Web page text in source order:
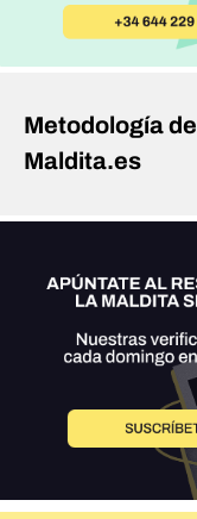
Metodología de
Maldita.es